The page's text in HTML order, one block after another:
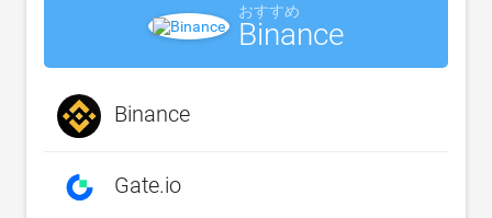
おすすめ
Binance
Binance
Gate.io